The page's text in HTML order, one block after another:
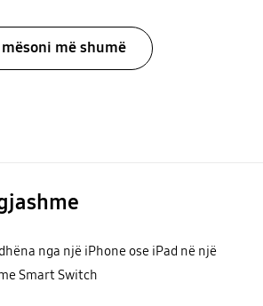
mësoni më shumë
nga një iPhone ose iPad në një
Smart Switch